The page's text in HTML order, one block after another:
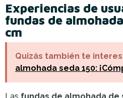
Experiencias de
fundas de
cm
Quizás también te
almohada seda 150: